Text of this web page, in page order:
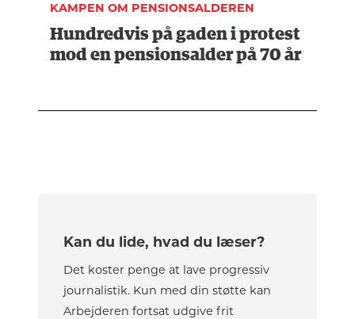
KAMPEN OM PENSIONSALDEREN
Hundredvis på gaden i protest
mod en pensionsalder på 70 år
Kan du lide, hvad du læser?
Det koster penge at lave progressiv
journalistik. Kun med din støtte kan
Arbejderen fortsat udgive frit